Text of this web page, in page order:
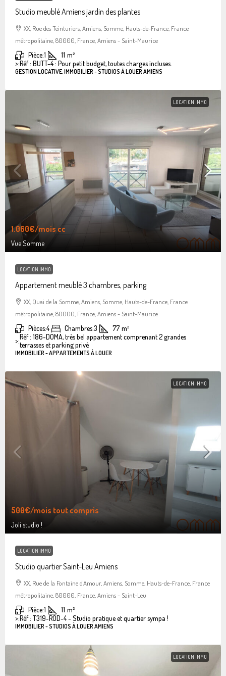
Studio meublé Amiens jardin des plantes
XX, Rue des Teinturiers, Amiens, Somme, Hauts-de-France, France
métropolitaine, 80000, France, Amiens - Saint-Maurice
Pièce:1 11 m²
>:Réf : BUTT-4 : Pour petit budget, toutes charges incluses.
GESTION LOCATIVE, IMMOBILIER - STUDIOS À LOUER AMIENS
LOCATION IMMO
1.060€/mois cc
Vue Somme
LOCATION IMMO
Appartement meublé 3 chambres, parking
XX, Quai de la Somme, Amiens, Somme, Hauts-de-France, France
métropolitaine, 80000, France, Amiens - Saint-Maurice
Pièces:4 Chambres:3 77 m²
>:Réf : 186-DOMA, très bel appartement comprenant 2 grandes
terrasses et parking privé
IMMOBILIER - APPARTEMENTS À LOUER
LOCATION IMMO
500€/mois tout compris
Joli studio !
LOCATION IMMO
Studio quartier Saint-Leu Amiens
XX, Rue de la Fontaine d'Amour, Amiens, Somme, Hauts-de-France, France
métropolitaine, 80000, France, Amiens - Saint-Leu
Pièce:1 11 m²
>:Réf : T319-ROD-4 - Studio pratique et quartier sympa !
IMMOBILIER - STUDIOS À LOUER AMIENS
LOCATION IMMO